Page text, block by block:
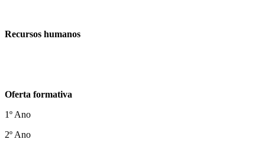
Recursos humanos
Oferta formativa
1º Ano
2º Ano